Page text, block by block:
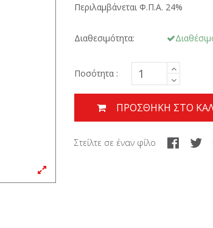
Περιλαμβάνεται Φ.Π.Α. 24%
Διαθεσιμότητα:
Ποσότητα :
ΠΡΟΣΘΉΚΗ ΣΤΟ
Στείλτε σε έναν φίλο